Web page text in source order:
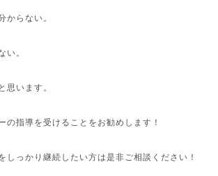
からない。
い。
思います。
の指導を受けることをお勧めします！
しっかり継続したい方は是非ご相談ください！